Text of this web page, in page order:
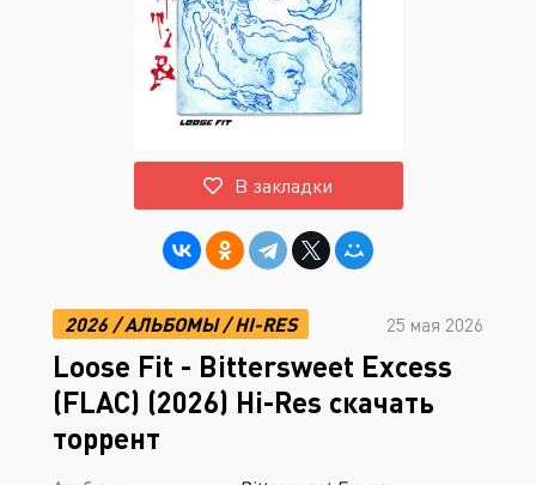
Запомнить
Восстановить пароль
Или войти через
В закладки
2026 /АЛЬБОМЫ/HI-RES 25 мая 2026
Loose Fit - Bittersweet Excess
(FLAC) (2026) Hi-Res скачать
торрент